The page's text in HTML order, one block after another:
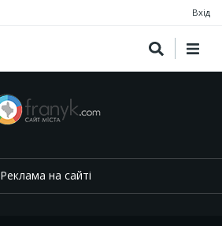
Вхід
Реклама на сайті